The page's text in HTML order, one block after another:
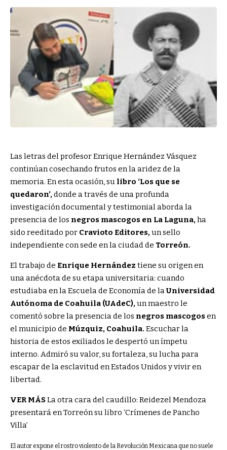
Las letras del profesor Enrique Hernández Vásquez
continúan cosechando frutos en la aridez de la
memoria. En esta ocasión, su libro ‘Los que se
quedaron’,donde a través de una profunda
investigación documental y testimonial aborda la
presencia de los negros mascogos en La Laguna,ha
sido reeditado por Cravioto Editores,un sello
independiente con sede en la ciudad de Torreón.
El trabajo de Enrique Hernández tiene su origen en
una anécdota de su etapa universitaria: cuando
estudiaba en la Escuela de Economía de laUniversidad
Autónoma de Coahuila (UAdeC),un maestro le
comentó sobre la presencia de los negros mascogosen
el municipio de Múzquiz, Coahuila. Escuchar la
historia de estos exiliados le despertó un ímpetu
interno. Admiró su valor, su fortaleza, su lucha para
escapar de la esclavitud en Estados Unidos y vivir en
libertad.
VER MÁSLa otra cara del caudillo: Reidezel Mendoza
presentará en Torreón su libro ‘Crímenes de Pancho
Villa’
El autor expone el rostro violento de la Revolución Mexicana que no suele